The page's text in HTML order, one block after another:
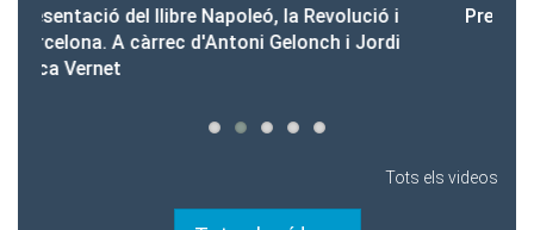
Presentació del Club Victòria